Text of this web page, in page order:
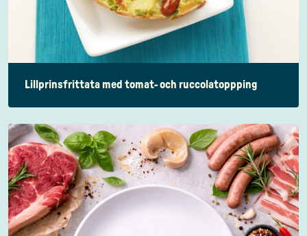
Lillprinsfrittata med tomat- och ruccolatoppping